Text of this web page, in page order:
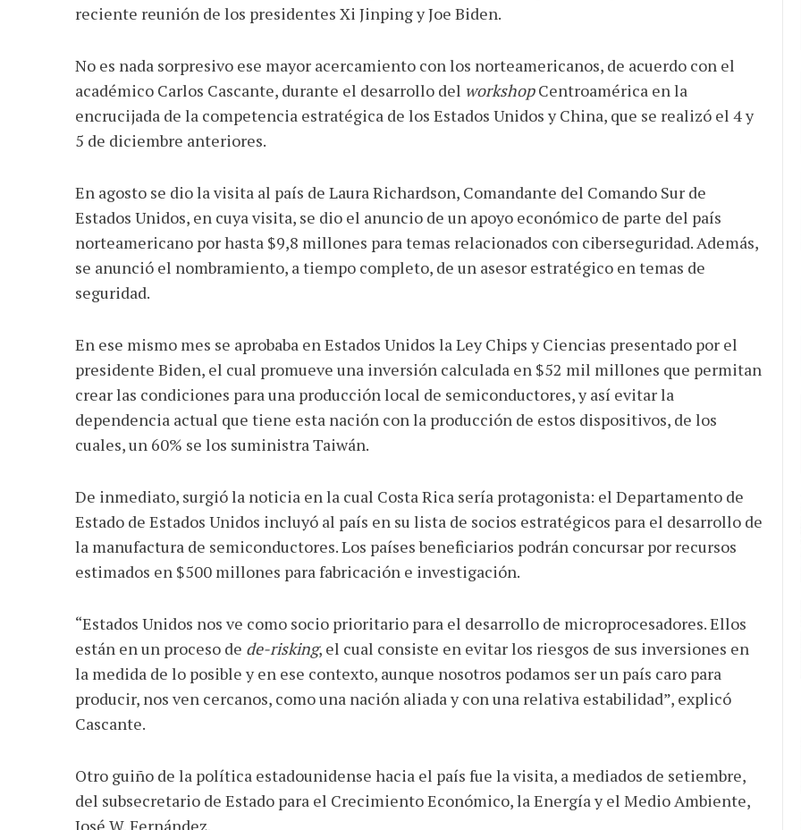
reciente reunión de los presidentes Xi Jinping y Joe Biden.
No es nada sorpresivo ese mayor acercamiento con los norteamericanos, de acuerdo con el
académico Carlos Cascante, durante el desarrollo del workshopCentroamérica en la
encrucijada de la competencia estratégica de los Estados Unidos y China, que se realizó el 4 y
5 de diciembre anteriores.
En agosto se dio la visita al país de Laura Richardson, Comandante del Comando Sur de
Estados Unidos, en cuya visita, se dio el anuncio de un apoyo económico de parte del país
norteamericano por hasta $9,8 millones para temas relacionados con ciberseguridad. Además,
se anunció el nombramiento, a tiempo completo, de un asesor estratégico en temas de
seguridad.
En ese mismo mes se aprobaba en Estados Unidos la Ley Chips y Ciencias presentado por el
presidente Biden, el cual promueve una inversión calculada en $52 mil millones que permitan
crear las condiciones para una producción local de semiconductores, y así evitar la
dependencia actual que tiene esta nación con la producción de estos dispositivos, de los
cuales, un 60% se los suministra Taiwán.
De inmediato, surgió la noticia en la cual Costa Rica sería protagonista: el Departamento de
Estado de Estados Unidos incluyó al país en su lista de socios estratégicos para el desarrollo de
la manufactura de semiconductores. Los países beneficiarios podrán concursar por recursos
estimados en $500 millones para fabricación e investigación.
“Estados Unidos nos ve como socio prioritario para el desarrollo de microprocesadores. Ellos
están en un proceso de de-risking, el cual consiste en evitar los riesgos de sus inversiones en
la medida de lo posible y en ese contexto, aunque nosotros podamos ser un país caro para
producir, nos ven cercanos, como una nación aliada y con una relativa estabilidad”, explicó
Cascante.
Otro guiño de la política estadounidense hacia el país fue la visita, a mediados de setiembre,
del subsecretario de Estado para el Crecimiento Económico, la Energía y el Medio Ambiente,
José W. Fernández.